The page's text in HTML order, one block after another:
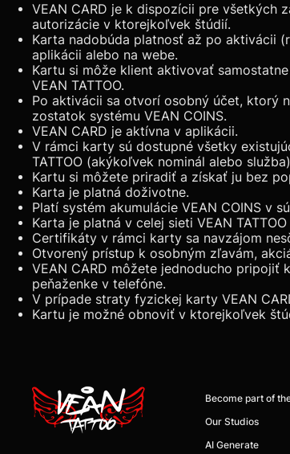
VEAN CARD je k dispozícii pre všetkých
autorizácie v ktorejkoľvek štúdií.
Karta nadobúda platnosť až po aktivácii
aplikácii alebo na webe.
Kartu si môže klient aktivovať
VEAN TATTOO.
Po aktivácii sa otvorí osobný účet, ktorý
zostatok systému VEAN COINS.
VEAN CARD je aktívna v aplikácii.
V rámci karty sú dostupné všetky
TATTOO (akýkoľvek nominál alebo
Kartu si môžete priradiť a získať ju bez
Karta je platná doživotne.
Platí systém akumulácie VEAN COINS v
Karta je platná v celej sieti VEAN
Certifikáty v rámci karty sa navzájom
Otvorený prístup k osobným zľavám,
VEAN CARD môžete jednoducho pripojiť
peňaženke v telefóne.
V prípade straty fyzickej karty VEAN
Kartu je možné obnoviť v ktorejkoľvek
Become part of
Our Studios
AI Generate